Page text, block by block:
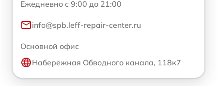
Ежедневно с 9:00 до 21:00
info@spb.leff-repair-center.ru
Основной офис
Набережная Обводного канала, 118к7